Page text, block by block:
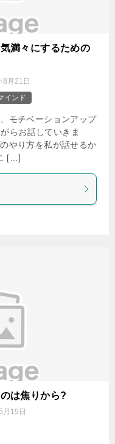
満々にするための
8月21日
インド
モチベーションアップ
らお話していきま
やり方を私が話せるか
[…]
は焦りから?
月19日